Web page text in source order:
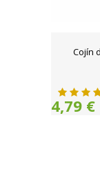
Cojín
4,79 €